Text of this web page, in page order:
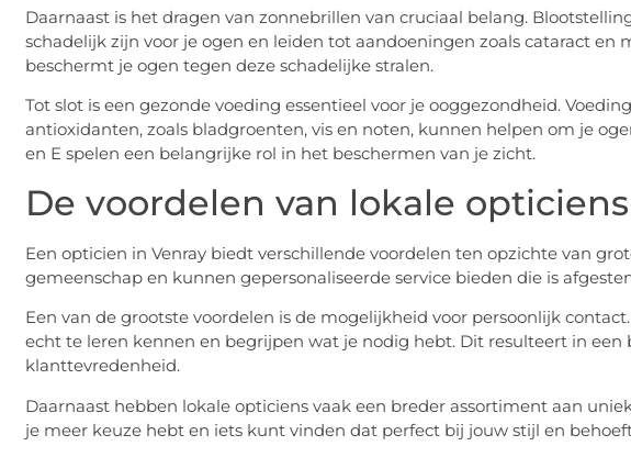
Daarnaast is het dragen van zonnebrillen van cruciaal belang.
schadelijk zijn voor je ogen en leiden tot aandoeningen zoals cataract en
beschermt je ogen tegen deze schadelijke stralen.
Tot slot is een gezonde voeding essentieel voor je ooggezondheid.
antioxidanten, zoals bladgroenten, vis en noten, kunnen helpen om je
en E spelen een belangrijke rol in het beschermen van je zicht.
De voordelen van lokale
Een opticien in Venray biedt verschillende voordelen ten opzichte van
gemeenschap en kunnen gepersonaliseerde service bieden die is
Een van de grootste voordelen is de mogelijkheid voor persoonlijk
echt te leren kennen en begrijpen wat je nodig hebt. Dit resulteert in een
klanttevredenheid.
Daarnaast hebben lokale opticiens vaak een breder assortiment aan
je meer keuze hebt en iets kunt vinden dat perfect bij jouw stijl en